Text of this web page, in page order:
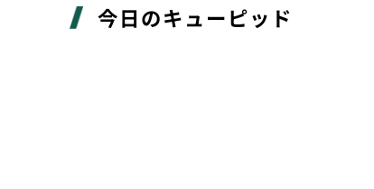
今日のキューピッド